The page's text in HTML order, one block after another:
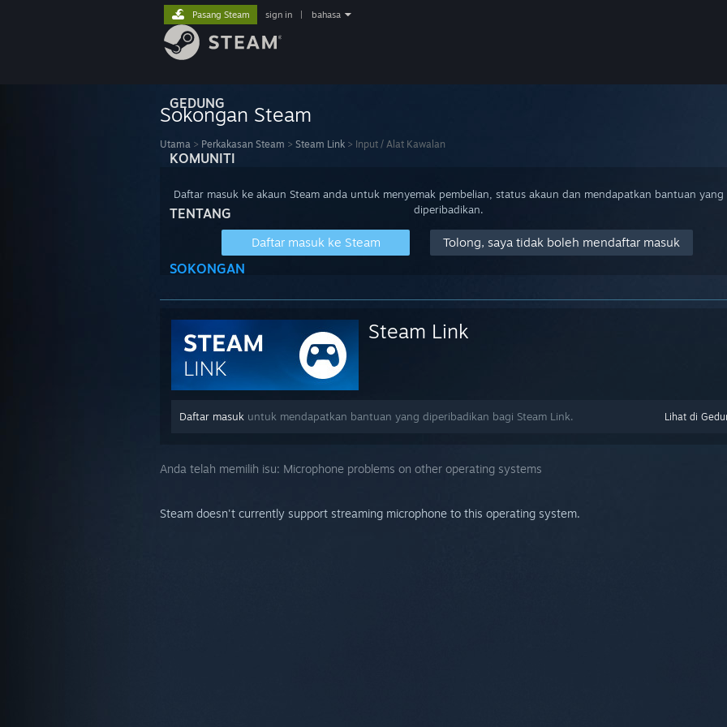
GEDUNG
KOMUNITI
TENTANG
SOKONGAN
Pasang Steam sign in bahasa
Sokongan Steam
Utama > Perkakasan Steam > Steam Link > Input / Alat Kawalan
Daftar masuk ke akaun Steam anda untuk menyemak pembelian, status akaun dan mendapatkan bantuan yang
diperibadikan.
Daftar masuk ke Steam Tolong, saya tidak boleh mendaftar masuk
Steam Link
Lihat di
Daftar masuk untuk mendapatkan bantuan yang diperibadikan bagi Steam Link.
Anda telah memilih isu: Microphone problems on other operating systems
Steam doesn't currently support streaming microphone to this operating system.